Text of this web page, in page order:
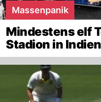
Massenpanik
Mindestens elf
Stadion in Indien